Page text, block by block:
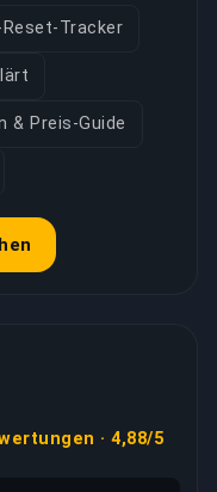
Tracker
& Preis-Guide
· 4,88/5